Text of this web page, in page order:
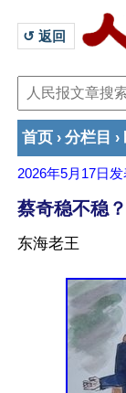
↺ 返回
首页 › 分栏目 ›
2026年5月17日
蔡奇稳不稳
东海老王